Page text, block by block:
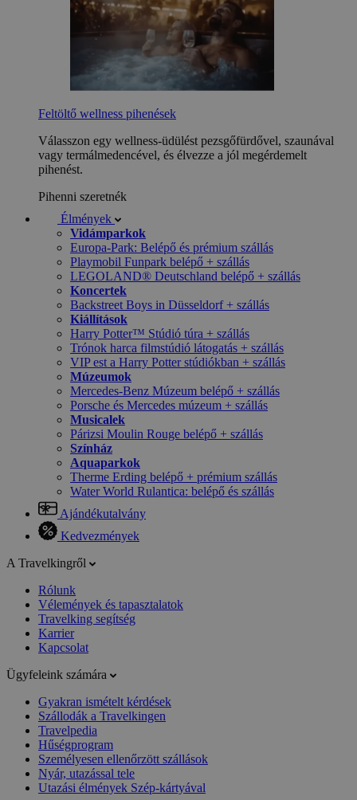
Feltöltő wellness pihenések
Válasszon egy wellness-üdülést pezsgőfürdővel, szaunával
vagy termálmedencével, és élvezze a jól megérdemelt
pihenést.
Pihenni szeretnék
Élmények
Vidámparkok
Europa-Park: Belépő és prémium szállás
Playmobil Funpark belépő + szállás
LEGOLAND® Deutschland belépő + szállás
Koncertek
Backstreet Boys in Düsseldorf + szállás
Kiállítások
Harry Potter™ Stúdió túra + szállás
Trónok harca filmstúdió látogatás + szállás
VIP est a Harry Potter stúdiókban + szállás
Múzeumok
Mercedes-Benz Múzeum belépő + szállás
Porsche és Mercedes múzeum + szállás
Musicalek
Párizsi Moulin Rouge belépő + szállás
Színház
Aquaparkok
Therme Erding belépő + prémium szállás
Water World Rulantica: belépő és szállás
Ajándékutalvány
Kedvezmények
A Travelkingről
Rólunk
Vélemények és tapasztalatok
Travelking segítség
Karrier
Kapcsolat
Ügyfeleink számára
Gyakran ismételt kérdések
Szállodák a Travelkingen
Travelpedia
Hűségprogram
Személyesen ellenőrzött szállások
Nyár, utazással tele
Utazási élmények Szép-kártyával